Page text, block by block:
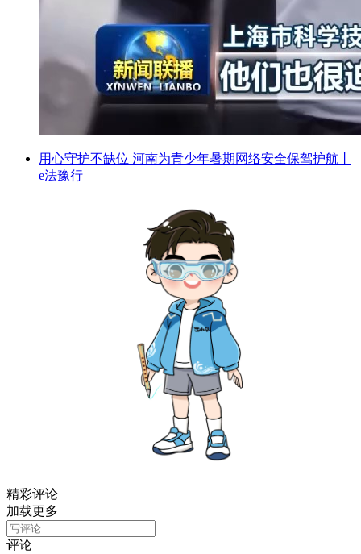
用心守护不缺位 河南为青少年暑期网络安全保驾护航丨
e法豫行
精彩评论
加载更多
评论